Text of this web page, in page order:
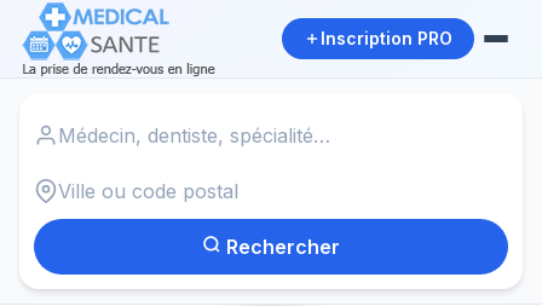
Inscription PRO
Rechercher
✓